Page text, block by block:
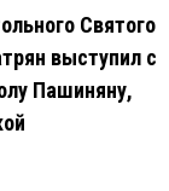
Святого
выступил с
Пашиняну,